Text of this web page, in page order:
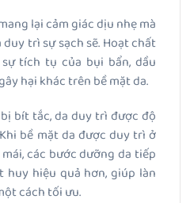
lại cảm giác dịu nhẹ mà
trì sự sạch sẽ. Hoạt chất
tích tụ của bụi bẩn, dầu
hại khác trên bề mặt da.
bít tắc, da duy trì được độ
bề mặt da được duy trì ở
các bước dưỡng da tiếp
huy hiệu quả hơn, giúp làn
cách tối ưu.